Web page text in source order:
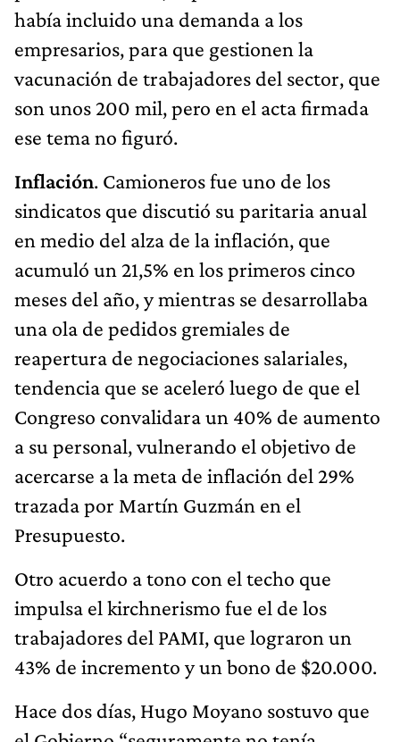
había incluido una demanda a los
empresarios, para que gestionen la
vacunación de trabajadores del sector, que
son unos 200 mil, pero en el acta firmada
ese tema no figuró.
Inflación. Camioneros fue uno de los
sindicatos que discutió su paritaria anual
en medio del alza de la inflación, que
acumuló un 21,5% en los primeros cinco
meses del año, y mientras se desarrollaba
una ola de pedidos gremiales de
reapertura de negociaciones salariales,
tendencia que se aceleró luego de que el
Congreso convalidara un 40% de aumento
a su personal, vulnerando el objetivo de
acercarse a la meta de inflación del 29%
trazada por Martín Guzmán en el
Presupuesto.
Otro acuerdo a tono con el techo que
impulsa el kirchnerismo fue el de los
trabajadores del PAMI, que lograron un
43% de incremento y un bono de $20.000.
Hace dos días, Hugo Moyano sostuvo que